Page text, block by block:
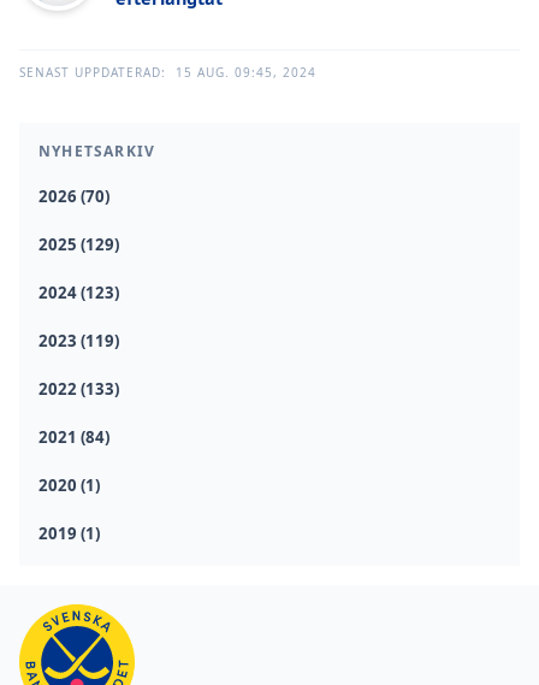
NYHETSARKIV
2026 (70)
2025 (129)
2024 (123)
2023 (119)
2022 (133)
2021 (84)
2020 (1)
2019 (1)
SENAST UPPDATERAD: 15 AUG. 09:45, 2024